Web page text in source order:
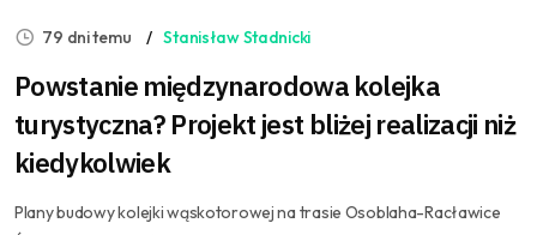
79 dni temu Stanisław Stadnicki
Powstanie międzynarodowa kolejka
turystyczna? Projekt jest bliżej realizacji niż
kiedykolwiek
Plany budowy kolejki wąskotorowej na trasie Osoblaha-Racławice